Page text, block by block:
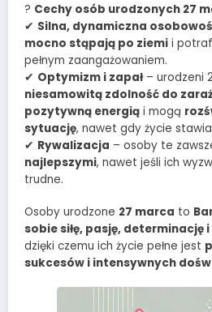
? Cechy osób urodzonych 27
✔ Silna, dynamiczna
mocno stąpają po ziemi i
pełnym zaangażowaniem.
✔ Optymizm i zapał– urodzeni
niesamowitą zdolność do
pozytywną energią i mogą
sytuację, nawet gdy życie
✔ Rywalizacja – osoby te
najlepszymi, nawet jeśli ich
trudne.
Osoby urodzone 27 marca to
sobie siłę, pasję, determinację
dzięki czemu ich życie pełne jest
sukcesów i intensywnych